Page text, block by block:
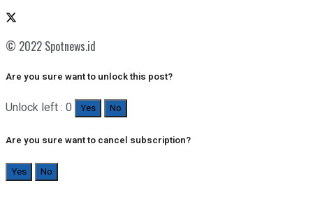
© 2022 Spotnews.id
Are you sure want to unlock this post?
Unlock left : 0 Yes No
Are you sure want to cancel subscription?
Yes No